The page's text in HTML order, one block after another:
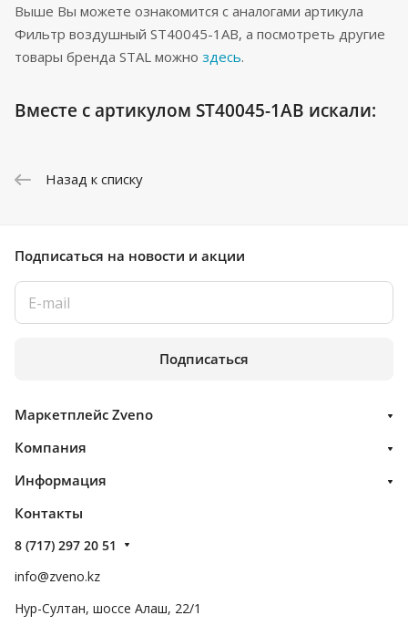
Выше Вы можете ознакомится с аналогами артикула
Фильтр воздушный ST40045-1AB, а посмотреть другие
товары бренда STAL можно здесь.
Вместе с артикулом ST40045-1AB искали:
Назад к списку
Подписаться на новости и акции
Подписаться
Маркетплейс Zveno
Компания
Информация
Контакты
8 (717) 297 20 51
info@zveno.kz
Нур-Султан, шоссе Алаш, 22/1